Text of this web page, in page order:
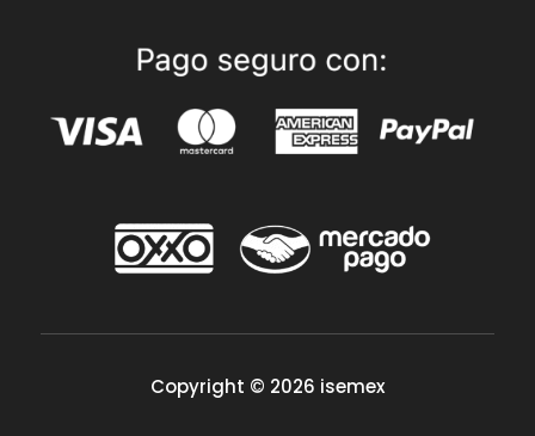
Copyright © 2026 isemex